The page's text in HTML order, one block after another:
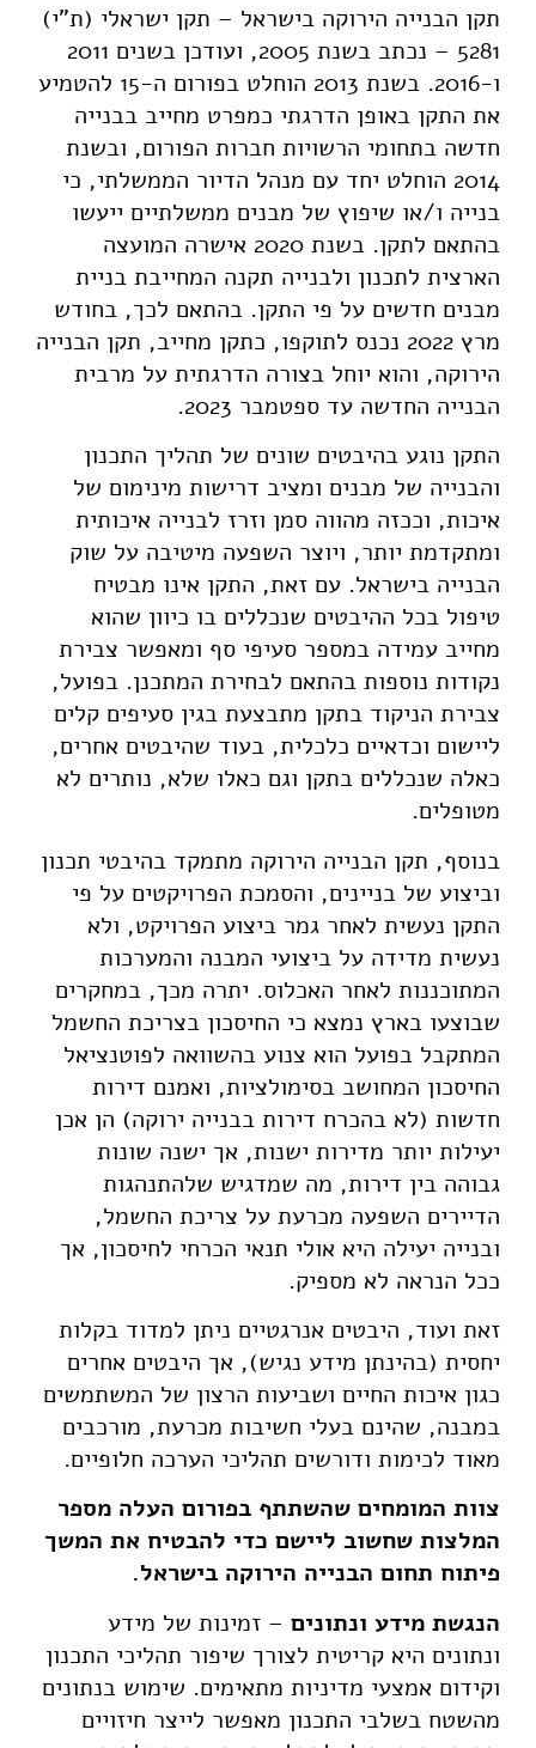
תקן הבנייה הירוקה בישראל – תקן ישראלי (ת"י)
5281 – נכתב בשנת 2005, ועודכן בשנים 2011
ו-2016. בשנת 2013 הוחלט בפורום ה-15 להטמיע
את התקן באופן הדרגתי כמפרט מחייב בבנייה
חדשה בתחומי הרשויות חברות הפורום, ובשנת
2014 הוחלט יחד עם מנהל הדיור הממשלתי, כי
בנייה ו/או שיפוץ של מבנים ממשלתיים ייעשו
בהתאם לתקן. בשנת 2020 אישרה המועצה
הארצית לתכנון ולבנייה תקנה המחייבת בניית
מבנים חדשים על פי התקן. בהתאם לכך, בחודש
מרץ 2022 נכנס לתוקפו, כתקן מחייב, תקן הבנייה
הירוקה, והוא יוחל בצורה הדרגתית על מרבית
הבנייה החדשה עד ספטמבר 2023.
התקן נוגע בהיבטים שונים של תהליך התכנון
והבנייה של מבנים ומציב דרישות מינימום של
איכות, וככזה מהווה סמן וזרז לבנייה איכותית
ומתקדמת יותר, ויוצר השפעה מיטיבה על שוק
הבנייה בישראל. עם זאת, התקן אינו מבטיח
טיפול בכל ההיבטים שנכללים בו כיוון שהוא
מחייב עמידה במספר סעיפי סף ומאפשר צבירת
נקודות נוספות בהתאם לבחירת המתכנן. בפועל,
צבירת הניקוד בתקן מתבצעת בגין סעיפים קלים
ליישום וכדאיים כלכלית, בעוד שהיבטים אחרים,
כאלה שנכללים בתקן וגם כאלו שלא, נותרים לא
מטופלים.
בנוסף, תקן הבנייה הירוקה מתמקד בהיבטי תכנון
וביצוע של בניינים, והסמכת הפרויקטים על פי
התקן נעשית לאחר גמר ביצוע הפרויקט, ולא
נעשית מדידה על ביצועי המבנה והמערכות
המתוכננות לאחר האכלוס. יתרה מכך, במחקרים
שבוצעו בארץ נמצא כי החיסכון בצריכת החשמל
המתקבל בפועל הוא צנוע בהשוואה לפוטנציאל
החיסכון המחושב בסימולציות, ואמנם דירות
חדשות (לא בהכרח דירות בבנייה ירוקה) הן אכן
יעילות יותר מדירות ישנות, אך ישנה שונות
גבוהה בין דירות, מה שמדגיש שלהתנהגות
הדיירים השפעה מכרעת על צריכת החשמל,
ובנייה יעילה היא אולי תנאי הכרחי לחיסכון, אך
ככל הנראה לא מספיק.
זאת ועוד, היבטים אנרגטיים ניתן למדוד בקלות
יחסית (בהינתן מידע נגיש), אך היבטים אחרים
כגון איכות החיים ושביעות הרצון של המשתמשים
במבנה, שהינם בעלי חשיבות מכרעת, מורכבים
מאוד לכימות ודורשים תהליכי הערכה חלופיים.
צוות המומחים שהשתתף בפורום העלה מספר
המלצות שחשוב ליישם כדי להבטיח את המשך
פיתוח תחום הבנייה הירוקה בישראל.
הנגשת מידע ונתונים – זמינות של מידע
ונתונים היא קריטית לצורך שיפור תהליכי התכנון
וקידום אמצעי מדיניות מתאימים. שימוש בנתונים
מהשטח בשלבי התכנון מאפשר לייצר חיזויים